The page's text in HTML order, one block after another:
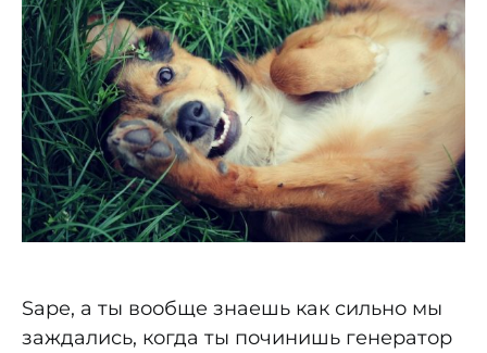
Sape, а ты вообще знаешь как сильно мы
заждались, когда ты починишь генератор